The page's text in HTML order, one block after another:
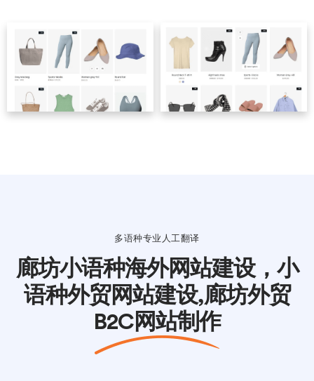
多语种专业人工翻译
廊坊小语种海外网站建设，小
语种外贸网站建设,廊坊外贸
B2C网站制作